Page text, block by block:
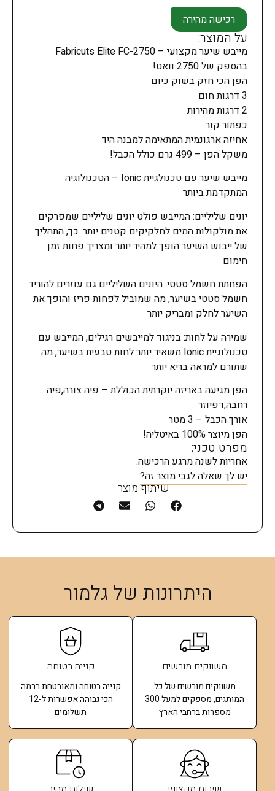
רכישה מהירה
על המוצר:
מייבש שיער מקצועי – Fabricuts Elite FC-2750
בהספק של 2750 וואט!
הפן הכי חזק בשוק כיום
3 דרגות חום
2 דרגות מהירות
כפתור קור
אחיזה ארגונמית המתאימה למבנה היד
משקל הפן – 499 גרם כולל הכבל!
מייבש שיער עם טכנולגיית Ionic – הטכנולוגיה
המתקדמת ביותר
יונים שליליים: המייבש פולט יונים שליליים שמפרקים
את מולקולות המים לחלקיקים קטנים יותר. כך, התהליך
של ייבוש השיער הופך למהיר יותר ומצריך פחות זמן
חימום
הפחתת חשמל סטטי: היונים השליליים גם עוזרים להוריד
חשמל סטטי בשיער, מה שמוביל לפחות פריז והופך את
השיער לחלק ומבריק יותר
שמירה על לחות: בניגוד למייבשים רגילים, המייבש עם
טכנולוגיית Ionic משאיר יותר לחות טבעית בשיער, מה
שתורם למראה בריא יותר
הפן מגיעה באריזה יוקרתית הכוללת – פיה צורה,פיה
רחבה,דפיוזר
אורך הכבל – 3 מטר
הפן מיוצר 100% באיטליה!
מפרט טכני:
אחריות לשנה מרגע הרכישה.
יש לך שאלה לגבי מוצר זה?
שיתוף מוצר
היתרונות של גלמור
משווקים מורשים
משווקים מורשים של כל
המותגים, מספקים למעל 300
מספרות ברחבי הארץ
קנייה בטוחה
קנייה בטוחה ומאובטחת ברמה
הכי גבוהה אפשרות ל-12
תשלומים​